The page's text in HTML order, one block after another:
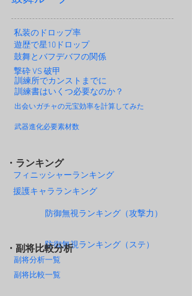
私装のドロップ率
遊歴で星10ドロップ
鼓舞とバフデバフの関係
訓練所でカンストまでに
訓練書はいくつ必要なのか？
出会いガチャの元宝効率を計算してみた
武器進化必要素材数
撃砕 VS 破甲
・ランキング
フィニッシャーランキング
援護キャラランキング
防御無視ランキング（攻撃力）
防御無視ランキング（ステ）
・副将比較分析
副将分析一覧
副将比較一覧